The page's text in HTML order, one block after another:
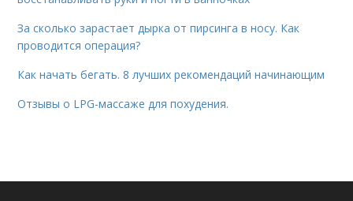
За сколько зарастает дырка от пирсинга в носу. Как
проводится операция?
Как начать бегать. 8 лучших рекомендаций начинающим
Отзывы о LPG-массаже для похудения.